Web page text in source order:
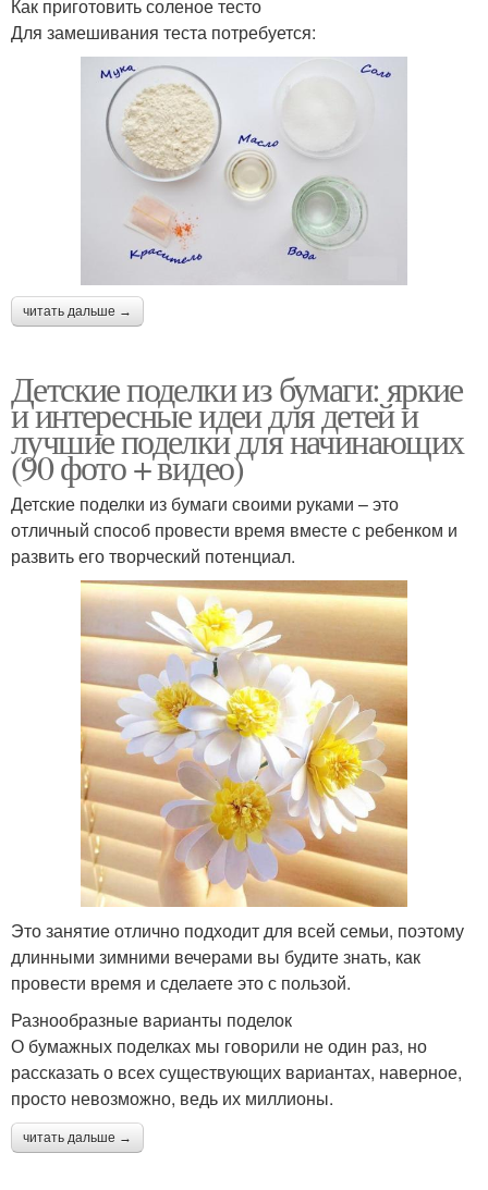
Поделки из листа
Поделки из бумаги-
схемы
Кораблик из цветной
бумаги
Новогодние поделки
Как приготовить соленое тесто
Для замешивания теста потребуется:
читать дальше →
Детские поделки из бумаги: яркие
и интересные идеи для детей и
лучшие поделки для начинающих
(90 фото + видео)
Детские поделки из бумаги своими руками – это
отличный способ провести время вместе с ребенком и
развить его творческий потенциал.
Это занятие отлично подходит для всей семьи, поэтому
длинными зимними вечерами вы будите знать, как
провести время и сделаете это с пользой.
Разнообразные варианты поделок
О бумажных поделках мы говорили не один раз, но
рассказать о всех существующих вариантах, наверное,
просто невозможно, ведь их миллионы.
читать дальше →